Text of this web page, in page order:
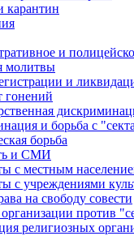
карантин
и
молитвы
и
гонений
и борьба с
борьба
и СМИ
с местным
с учреждениями
на свободу совести
против
религиозных